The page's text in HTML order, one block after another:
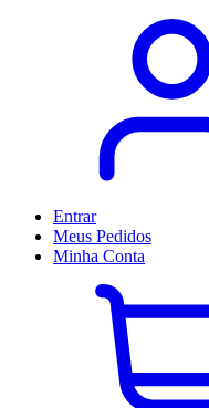
Entrar
Meus Pedidos
Minha Conta